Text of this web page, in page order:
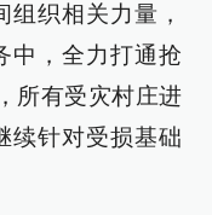
织相关力量，
中，全力打通抢
所有受灾村庄进
续针对受损基础